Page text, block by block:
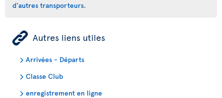
d'autres transporteurs.
ÿ Autres liens utiles
Arrivées - Départs
Classe Club
enregistrement en ligne